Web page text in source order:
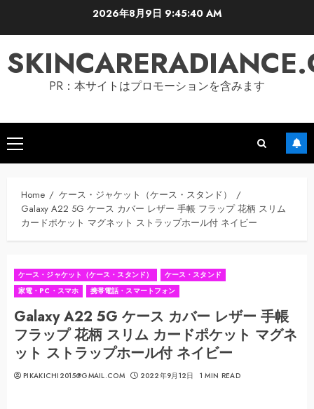
2026年8月9日9:45:41 AM
PR：本サイトはプロモーションを含みます
Primary
Menu
Home
ケース・ジャケット（ケース・スタンド）
Galaxy A22 5G ケース カバー レザー 手帳 フラップ 花柄 スリム
カードポケット マグネット ストラップホール付 ネイビー
ケース・ジャケット（ケース・スタンド）
ケース・スタンド
家電・PC・スマホ
携帯電話・スマートフォン
Galaxy A22 5G ケース カバー レザー 手帳
フラップ 花柄 スリム カードポケット マグネ
ット ストラップホール付 ネイビー
PIKAKICHI2015@GMAIL.COM 2022年9月12日 1 MIN READ